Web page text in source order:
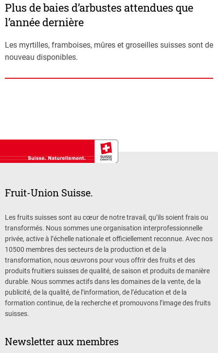
Plus de baies d’arbustes attendues que
l’année dernière
Les myrtilles, framboises, mûres et groseilles suisses sont de
nouveau disponibles.
Fruit-Union Suisse.
Les fruits suisses sont au cœur de notre travail, qu’ils soient frais ou
transformés. Nous sommes une organisation interprofessionnelle
privée, active à l’échelle nationale et officiellement reconnue. Avec nos
10500 membres des secteurs de la production et de la
transformation, nous œuvrons pour vous offrir des fruits et des
produits fruitiers suisses de qualité, de saison et produits de manière
durable. Nous sommes actifs dans les domaines de la vente, de la
publicité, de la qualité, de l’information, de l’éducation et de la
formation continue, de la recherche et promouvons l’image des fruits
suisses.
Newsletter aux membres